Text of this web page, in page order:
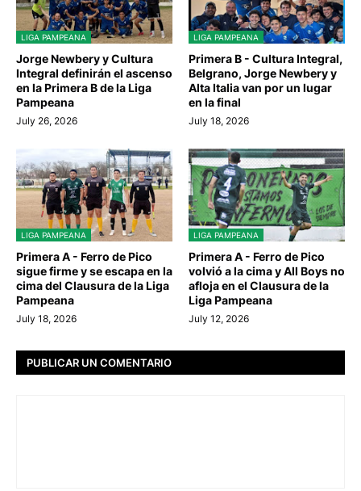
LIGA PAMPEANA
Jorge Newbery y Cultura
Integral definirán el ascenso
en la Primera B de la Liga
Pampeana
July 26, 2026
LIGA PAMPEANA
Primera B - Cultura Integral,
Belgrano, Jorge Newbery y
Alta Italia van por un lugar
en la final
July 18, 2026
LIGA PAMPEANA
Primera A - Ferro de Pico
sigue firme y se escapa en la
cima del Clausura de la Liga
Pampeana
July 18, 2026
LIGA PAMPEANA
Primera A - Ferro de Pico
volvió a la cima y All Boys no
afloja en el Clausura de la
Liga Pampeana
July 12, 2026
PUBLICAR UN COMENTARIO